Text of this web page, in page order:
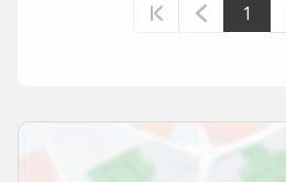
1